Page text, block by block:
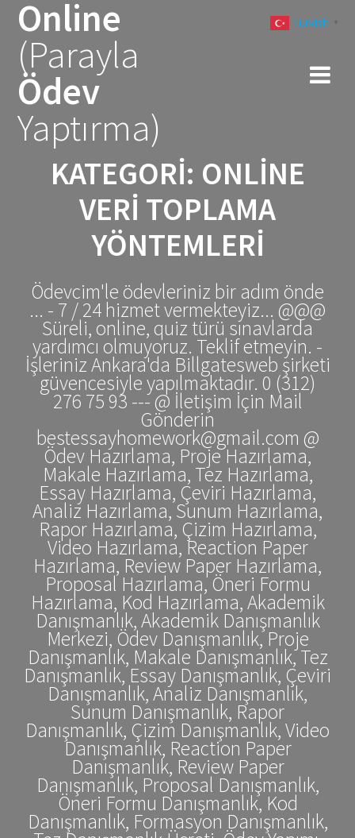
Online
(Parayla
Ödev
Yaptırma)
KATEGORI: ONLINE
VERI TOPLAMA
YÖNTEMLERI
Ödevcim'le ödevleriniz bir adım önde
... - 7 / 24 hizmet vermekteyiz... @@@
Süreli, online, quiz türü sınavlarda
yardımcı olmuyoruz. Teklif etmeyin. -
İşleriniz Ankara'da Billgatesweb şirketi
güvencesiyle yapılmaktadır. 0 (312)
276 75 93 --- @ İletişim İçin Mail
Gönderin
bestessayhomework@gmail.com @
Ödev Hazırlama, Proje Hazırlama,
Makale Hazırlama, Tez Hazırlama,
Essay Hazırlama, Çeviri Hazırlama,
Analiz Hazırlama, Sunum Hazırlama,
Rapor Hazırlama, Çizim Hazırlama,
Video Hazırlama, Reaction Paper
Hazırlama, Review Paper Hazırlama,
Proposal Hazırlama, Öneri Formu
Hazırlama, Kod Hazırlama, Akademik
Danışmanlık, Akademik Danışmanlık
Merkezi, Ödev Danışmanlık, Proje
Danışmanlık, Makale Danışmanlık, Tez
Danışmanlık, Essay Danışmanlık, Çeviri
Danışmanlık, Analiz Danışmanlık,
Sunum Danışmanlık, Rapor
Danışmanlık, Çizim Danışmanlık, Video
Danışmanlık, Reaction Paper
Danışmanlık, Review Paper
Danışmanlık, Proposal Danışmanlık,
Öneri Formu Danışmanlık, Kod
Danışmanlık, Formasyon Danışmanlık,
Turkish ▼